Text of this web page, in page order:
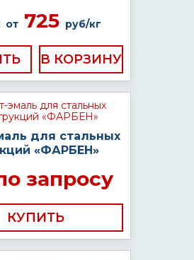
от 725 руб/кг
для стальных
«ФАРБЕН»
запросу
КУПИТЬ